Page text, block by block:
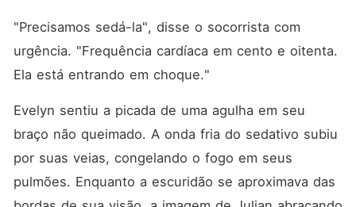
"Precisamos sedá-la", disse o socorrista com
urgência. "Frequência cardíaca em cento e oitenta.
Ela está entrando em choque."
Evelyn sentiu a picada de uma agulha em seu
braço não queimado. A onda fria do sedativo subiu
por suas veias, congelando o fogo em seus
pulmões. Enquanto a escuridão se aproximava das